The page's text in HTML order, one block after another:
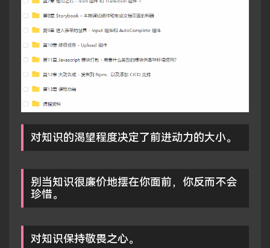
对知识的渴望程度决定了前进动力的大小。
别当知识很廉价地摆在你面前，你反而不会
珍惜。
对知识保持敬畏之心。